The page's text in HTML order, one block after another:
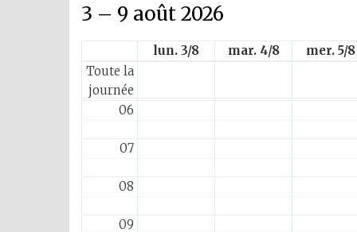
3 – 9 août 2026
lun. 3/8 mar. 4/8 mer. 5/8
Toute la
journée
05
06
07
08
09